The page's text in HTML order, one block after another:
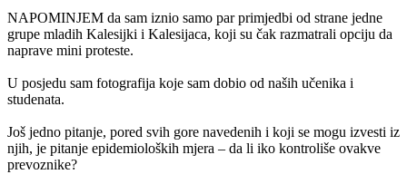
NAPOMINJEM da sam iznio samo par primjedbi od strane jedne
grupe mladih Kalesijki i Kalesijaca, koji su čak razmatrali opciju da
naprave mini proteste.
U posjedu sam fotografija koje sam dobio od naših učenika i
studenata.
Još jedno pitanje, pored svih gore navedenih i koji se mogu izvesti iz
njih, je pitanje epidemioloških mjera – da li iko kontroliše ovakve
prevoznike?